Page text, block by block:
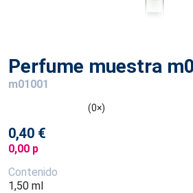
Perfume muestra
m01001
(0×)
0,40 €
0,00 p
Contenido
1,50 ml